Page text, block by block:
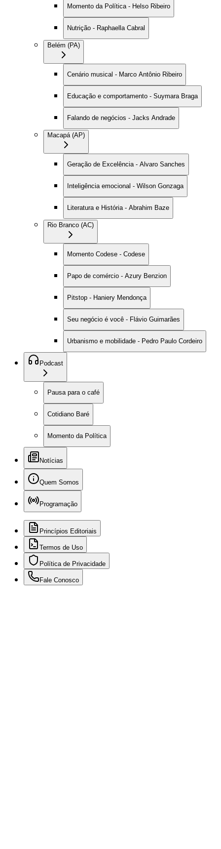
Momento da Política - Helso Ribeiro
Nutrição - Raphaella Cabral
Belém (PA)
Cenário musical - Marco Antônio Ribeiro
Educação e comportamento - Suymara Braga
Falando de negócios - Jacks Andrade
Macapá (AP)
Geração de Excelência - Alvaro Sanches
Inteligência emocional - Wilson Gonzaga
Literatura e História - Abrahim Baze
Rio Branco (AC)
Momento Codese - Codese
Papo de comércio - Azury Benzion
Pitstop - Haniery Mendonça
Seu negócio é você - Flávio Guimarães
Urbanismo e mobilidade - Pedro Paulo Cordeiro
Podcast
Pausa para o café
Cotidiano Baré
Momento da Política
Notícias
Quem Somos
Programação
Princípios Editoriais
Termos de Uso
Política de Privacidade
Fale Conosco